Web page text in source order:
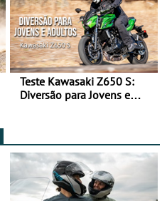
Teste Kawasaki Z650 S:
Diversão para Jovens e